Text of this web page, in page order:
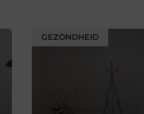
GEZONDHEID